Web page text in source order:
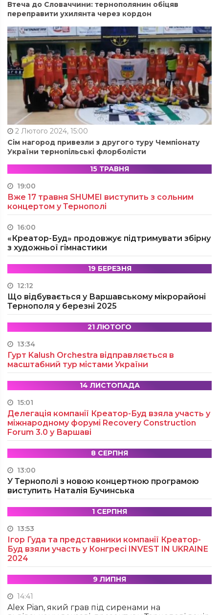
Втеча до Словаччини: тернополянин обіцяв
переправити ухилянта через кордон
2 Лютого 2024, 15:00
Сім нагород привезли з другого туру Чемпіонату
України тернопільські флорболісти
15 ТРАВНЯ
19:00
Вже 17 травня SHUMEI виступить з сольним
концертом у Тернополі
16:00
«Креатор-Буд» продовжує підтримувати збірну
з художньої гімнастики
19 БЕРЕЗНЯ
12:12
Що відбувається у Варшавському мікрорайоні
Тернополя у березні 2025
21 ЛЮТОГО
13:34
Гурт Kalush Orchestra відправляється в
масштабний тур містами України
14 ЛИСТОПАДА
15:01
Делегація компанії Креатор-Буд взяла участь у
міжнародному форумі Recovery Construction
Forum 3.0 у Варшаві
8 СЕРПНЯ
13:00
У Тернополі з новою концертною програмою
виступить Наталія Бучинська
1 СЕРПНЯ
13:53
Ігор Гуда та представники компанії Креатор-
Буд взяли участь у Конгресі INVEST IN UKRAINE
2024
9 ЛИПНЯ
14:41
Alex Pian, який грав під сиренами на